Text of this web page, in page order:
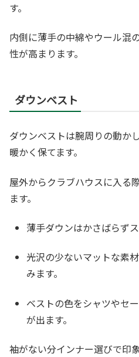
す。
内側に薄手の中綿やウール混
性が高まります。
ダウンベスト
ダウンベストは腕周りの動か
暖かく保てます。
屋外からクラブハウスに入る
ます。
薄手ダウンはかさばらず
光沢の少ないマットな素
みます。
ベストの色をシャツやセ
が出ます。
袖がない分インナー選びで印